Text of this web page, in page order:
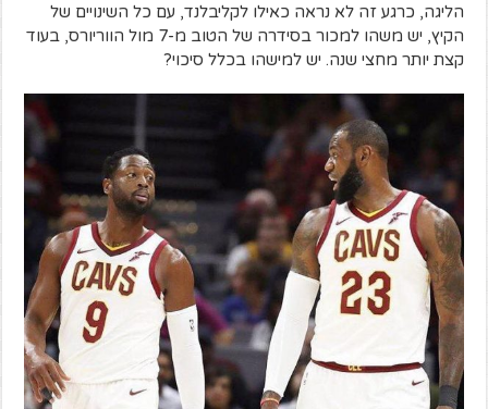
הליגה, כרגע זה לא נראה כאילו לקליבלנד, עם כל השינויים של
הקיץ, יש משהו למכור בסידרה של הטוב מ-7 מול הווריורס, בעוד
קצת יותר מחצי שנה. יש למישהו בכלל סיכוי?